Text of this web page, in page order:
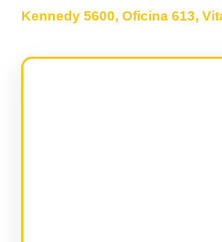
Kennedy 5600, Oficina 613,